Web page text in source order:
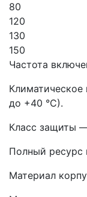
80
120
130
150
Частота
Климатическое
до +40 °С).
Класс защиты
Полный
Материал